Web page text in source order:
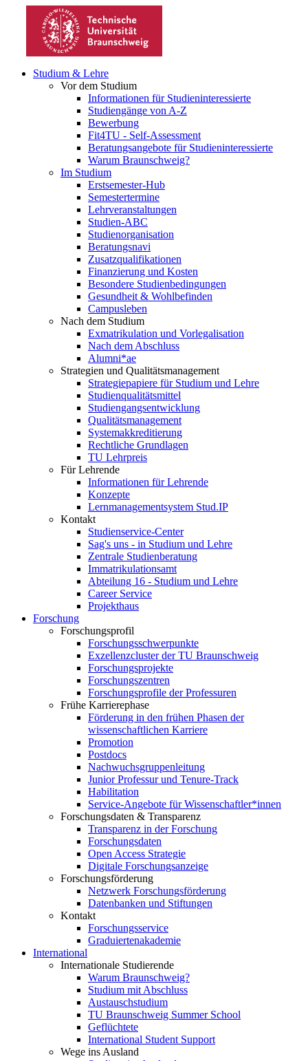
Studium & Lehre
Vor dem Studium
Informationen für Studieninteressierte
Studiengänge von A-Z
Bewerbung
Fit4TU - Self-Assessment
Beratungsangebote für Studieninteressierte
Warum Braunschweig?
Im Studium
Erstsemester-Hub
Semestertermine
Lehrveranstaltungen
Studien-ABC
Studienorganisation
Beratungsnavi
Zusatzqualifikationen
Finanzierung und Kosten
Besondere Studienbedingungen
Gesundheit & Wohlbefinden
Campusleben
Nach dem Studium
Exmatrikulation und Vorlegalisation
Nach dem Abschluss
Alumni*ae
Strategien und Qualitätsmanagement
Strategiepapiere für Studium und Lehre
Studienqualitätsmittel
Studiengangsentwicklung
Qualitätsmanagement
Systemakkreditierung
Rechtliche Grundlagen
TU Lehrpreis
Für Lehrende
Informationen für Lehrende
Konzepte
Lernmanagementsystem Stud.IP
Kontakt
Studienservice-Center
Sag's uns - in Studium und Lehre
Zentrale Studienberatung
Immatrikulationsamt
Abteilung 16 - Studium und Lehre
Career Service
Projekthaus
Forschung
Forschungsprofil
Forschungsschwerpunkte
Exzellenzcluster der TU Braunschweig
Forschungsprojekte
Forschungszentren
Forschungsprofile der Professuren
Frühe Karrierephase
Förderung in den frühen Phasen der
wissenschaftlichen Karriere
Promotion
Postdocs
Nachwuchsgruppenleitung
Junior Professur und Tenure-Track
Habilitation
Service-Angebote für Wissenschaftler*innen
Forschungsdaten & Transparenz
Transparenz in der Forschung
Forschungsdaten
Open Access Strategie
Digitale Forschungsanzeige
Forschungsförderung
Netzwerk Forschungsförderung
Datenbanken und Stiftungen
Kontakt
Forschungsservice
Graduiertenakademie
International
Internationale Studierende
Warum Braunschweig?
Studium mit Abschluss
Austauschstudium
TU Braunschweig Summer School
Geflüchtete
International Student Support
Wege ins Ausland